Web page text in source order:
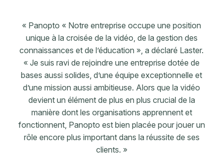
« Panopto « Notre entreprise occupe une position
unique à la croisée de la vidéo, de la gestion des
connaissances et de l’éducation », a déclaré Laster.
« Je suis ravi de rejoindre une entreprise dotée de
bases aussi solides, d’une équipe exceptionnelle et
d’une mission aussi ambitieuse. Alors que la vidéo
devient un élément de plus en plus crucial de la
manière dont les organisations apprennent et
fonctionnent, Panopto est bien placée pour jouer un
rôle encore plus important dans la réussite de ses
clients. »